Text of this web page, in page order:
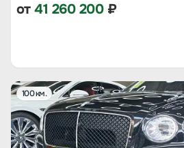
от41 260 200₽
100 км.